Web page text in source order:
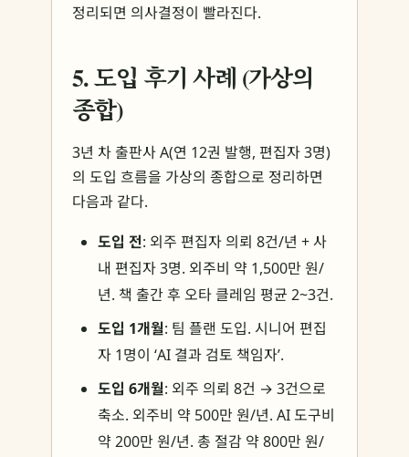
정리되면 의사결정이 빨라진다.
5. 도입 후기 사례 (가상의
종합)
3년 차 출판사 A(연 12권 발행, 편집자 3명)
의 도입 흐름을 가상의 종합으로 정리하면
다음과 같다.
도입 전: 외주 편집자 의뢰 8건/년 + 사
내 편집자 3명. 외주비 약 1,500만 원/
년. 책 출간 후 오타 클레임 평균 2~3건.
도입 1개월: 팀 플랜 도입. 시니어 편집
자 1명이 ‘AI 결과 검토 책임자’.
도입 6개월: 외주 의뢰 8건 → 3건으로
축소. 외주비 약 500만 원/년. AI 도구비
약 200만 원/년. 총 절감 약 800만 원/